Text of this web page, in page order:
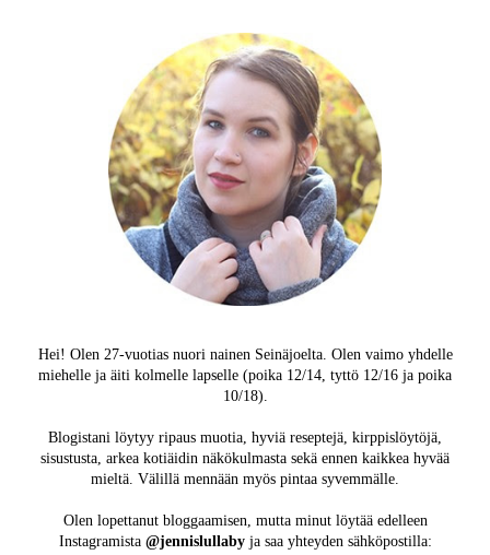
Hei! Olen 27-vuotias nuori nainen Seinäjoelta. Olen vaimo yhdelle
miehelle ja äiti kolmelle lapselle (poika 12/14, tyttö 12/16 ja poika
10/18).
Blogistani löytyy ripaus muotia, hyviä reseptejä, kirppislöytöjä,
sisustusta, arkea kotiäidin näkökulmasta sekä ennen kaikkea hyvää
mieltä. Välillä mennään myös pintaa syvemmälle.
Olen lopettanut bloggaamisen, mutta minut löytää edelleen
Instagramista @jennislullabyja saa yhteyden sähköpostilla: